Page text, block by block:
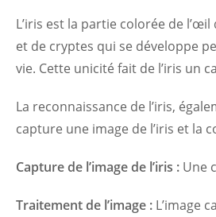
L’iris est la partie colorée de
et de cryptes qui se développe
vie. Cette unicité fait de l’iris un
La reconnaissance de l’iris,
capture une image de l’iris et la
Capture de l’image de l’iris : Une
Traitement de l’image : L’image